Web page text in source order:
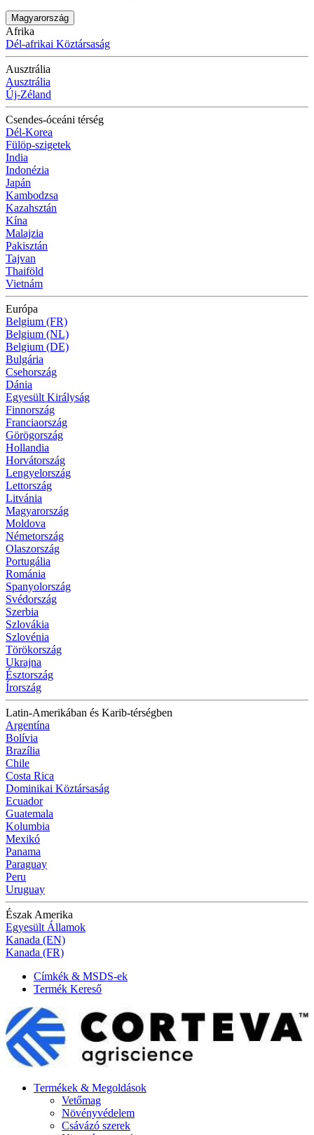
Magyarország
Afrika
Dél-afrikai Köztársaság
Ausztrália
Ausztrália
Új-Zéland
Csendes-óceáni térség
Dél-Korea
Fülöp-szigetek
India
Indonézia
Japán
Kambodzsa
Kazahsztán
Kína
Malajzia
Pakisztán
Tajvan
Thaiföld
Vietnám
Európa
Belgium (FR)
Belgium (NL)
Belgium (DE)
Bulgária
Csehország
Dánia
Egyesült Királyság
Finnország
Franciaország
Görögország
Hollandia
Horvátország
Lengyelország
Lettország
Litvánia
Magyarország
Moldova
Németország
Olaszország
Portugália
Románia
Spanyolország
Svédország
Szerbia
Szlovákia
Szlovénia
Törökország
Ukrajna
Észtország
Írország
Latin-Amerikában és Karib-térségben
Argentína
Bolívia
Brazília
Chile
Costa Rica
Dominikai Köztársaság
Ecuador
Guatemala
Kolumbia
Mexikó
Panama
Paraguay
Peru
Uruguay
Észak Amerika
Egyesült Államok
Kanada (EN)
Kanada (FR)
Címkék & MSDS-ek
Termék Kereső
Termékek & Megoldások
Vetőmag
Növényvédelem
Csávázó szerek